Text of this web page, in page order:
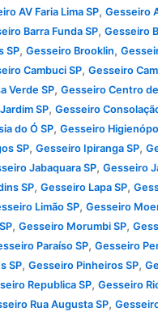
AV Faria Lima SP,Gesseiro
Barra Funda SP,Gesseiro
SP,Gesseiro Brooklin,
Cambuci SP,Gesseiro
Verde SP,Gesseiro Centro
SP,Gesseiro
do Ó SP,Gesseiro
SP,Gesseiro Ipiranga SP,
Jabaquara SP,Gesseiro
SP,Gesseiro Lapa SP,
Limão SP,Gesseiro
,Gesseiro Morumbi SP,
Paraíso SP,Gesseiro
SP,Gesseiro Pinheiros SP,
Republica SP,Gesseiro
Rua Augusta SP,